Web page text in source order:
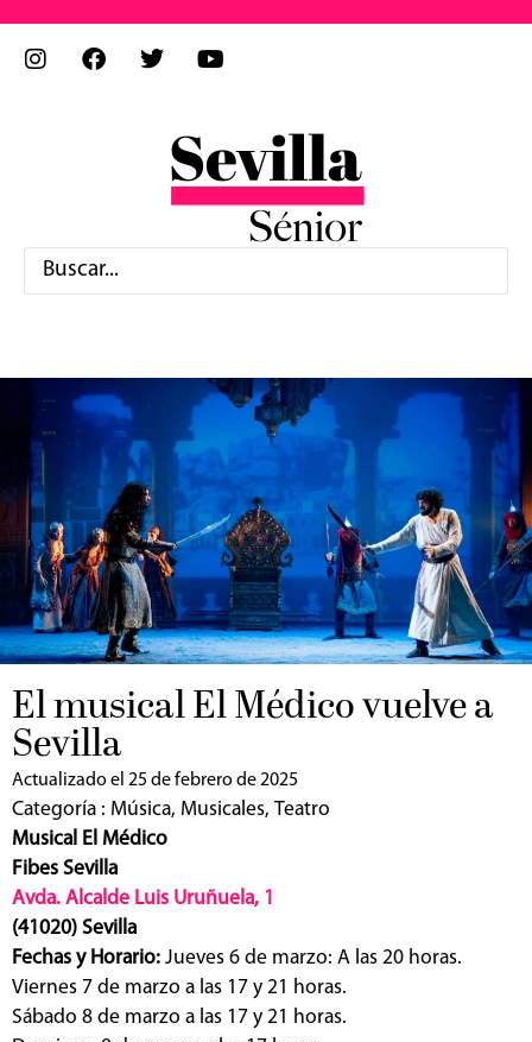
El musical El Médico vuelve a
Sevilla
Actualizado el 25 de febrero de 2025
Categoría : Música, Musicales, Teatro
Musical El Médico
Fibes Sevilla
Avda. Alcalde Luis Uruñuela, 1
(41020) Sevilla
Fechas y Horario: Jueves 6 de marzo: A las 20 horas.
Viernes 7 de marzo a las 17 y 21 horas.
Sábado 8 de marzo a las 17 y 21 horas.